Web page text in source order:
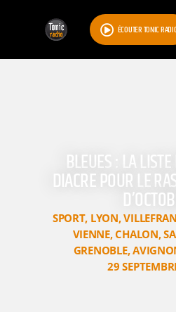
ÉCOUTER TONIC
BLEUES : LA
DIACRE POUR LE
SPORT, LYON,
VIENNE,CHALON,
GRENOBLE,
29